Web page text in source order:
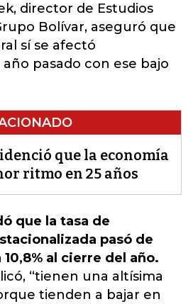
director de Estudios
Bolívar, aseguró que
sí se afectó
pasado con ese bajo
que la economía
ritmo en 25 años
que la tasa de
pasó de
al cierre del año.
“tienen una altísima
tienden a bajar en